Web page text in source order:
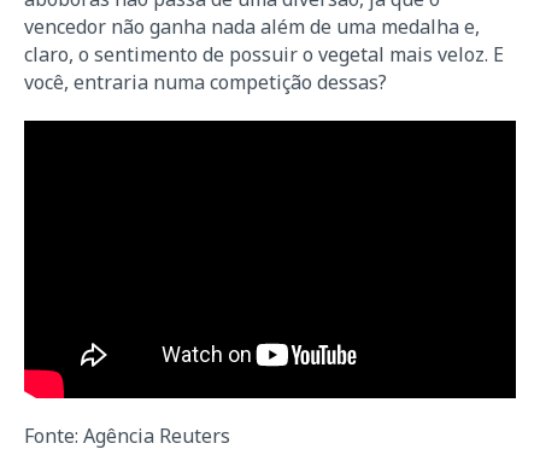
vencedor não ganha nada além de uma medalha e,
claro, o sentimento de possuir o vegetal mais veloz. E
você, entraria numa competição dessas?
Fonte: Agência Reuters